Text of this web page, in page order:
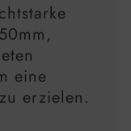
eine
erzielen.